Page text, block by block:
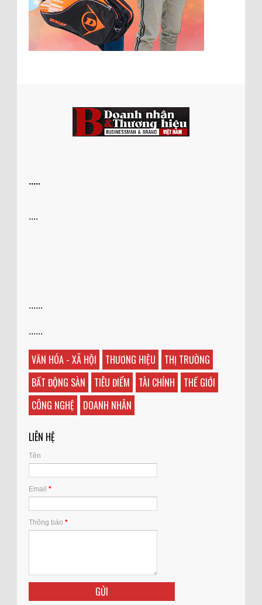
.....
....
......
......
VĂN HÓA - XÃ HỘI THƯƠNG HIỆU
THỊ TRƯỜNG
BẤT ĐỘNG SÀN
TIÊU ĐIỂM TÀI CHÍNH
THẾ GIỚI
CÔNG NGHỆ
DOANH NHÂN
LIÊN HỆ
Tên
Email *
Thông báo *